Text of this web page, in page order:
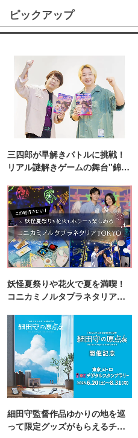
ピックアップ
三四郎が早解きバトルに挑戦！
リアル謎解きゲームの舞台"錦糸
妖怪夏祭りや花火で夏を満喫！
コニカミノルタプラネタリア
細田守監督作品ゆかりの地を巡
って限定グッズがもらえるチャ